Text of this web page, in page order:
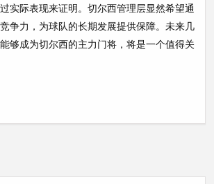
实际表现来证明。切尔西管理层显然希望通
争力，为球队的长期发展提供保障。未来几
够成为切尔西的主力门将，将是一个值得关